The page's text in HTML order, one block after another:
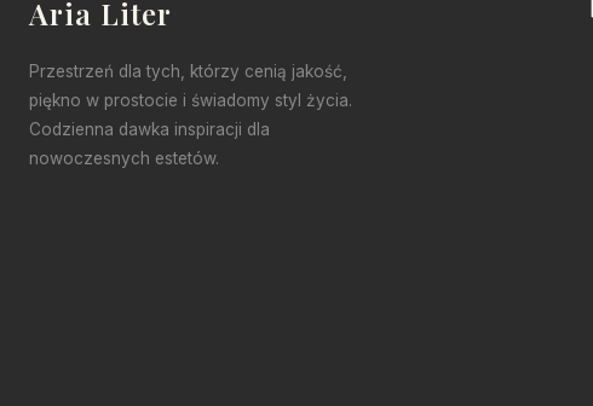
Aria Liter
Przestrzeń dla tych, którzy cenią jakość,
piękno w prostocie i świadomy styl życia.
Codzienna dawka inspiracji dla
nowoczesnych estetów.